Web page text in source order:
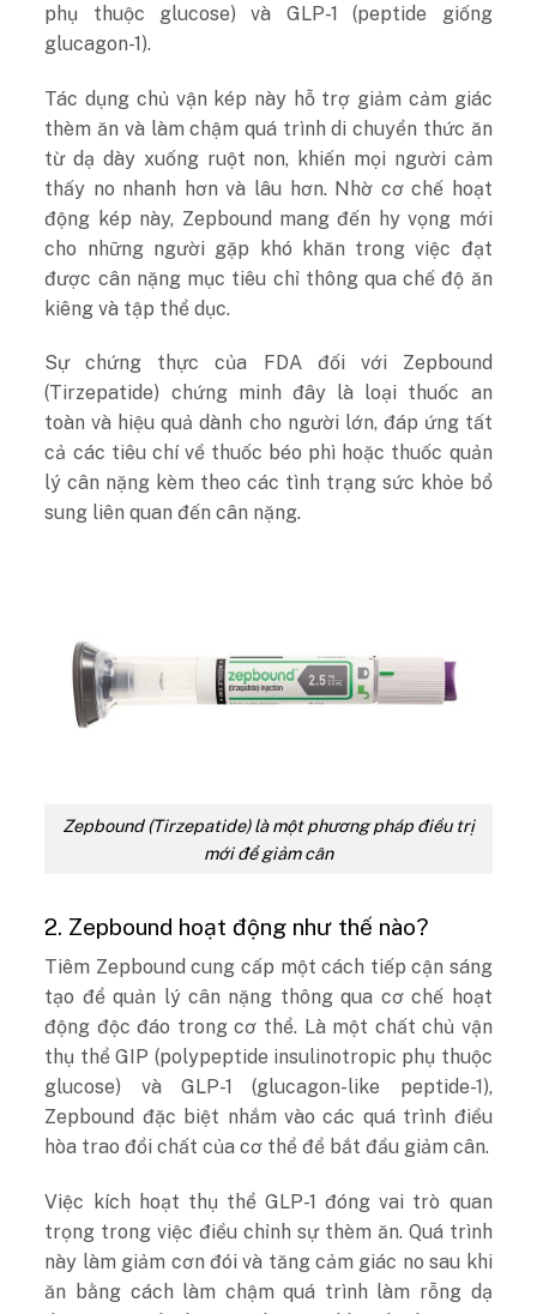
phụ thuộc glucose) và GLP-1 (peptide giống
glucagon-1).
Tác dụng chủ vận kép này hỗ trợ giảm cảm giác
thèm ăn và làm chậm quá trình di chuyển thức ăn
từ dạ dày xuống ruột non, khiến mọi người cảm
thấy no nhanh hơn và lâu hơn. Nhờ cơ chế hoạt
động kép này, Zepbound mang đến hy vọng mới
cho những người gặp khó khăn trong việc đạt
được cân nặng mục tiêu chỉ thông qua chế độ ăn
kiêng và tập thể dục.
Sự chứng thực của FDA đối với Zepbound
(Tirzepatide) chứng minh đây là loại thuốc an
toàn và hiệu quả dành cho người lớn, đáp ứng tất
cả các tiêu chí về thuốc béo phì hoặc thuốc quản
lý cân nặng kèm theo các tình trạng sức khỏe bổ
sung liên quan đến cân nặng.
Zepbound (Tirzepatide) là một phương pháp điều trị
mới để giảm cân
2. Zepbound hoạt động như thế nào?
Tiêm Zepbound cung cấp một cách tiếp cận sáng
tạo để quản lý cân nặng thông qua cơ chế hoạt
động độc đáo trong cơ thể. Là một chất chủ vận
thụ thể GIP (polypeptide insulinotropic phụ thuộc
glucose) và GLP-1 (glucagon-like peptide-1),
Zepbound đặc biệt nhắm vào các quá trình điều
hòa trao đổi chất của cơ thể để bắt đầu giảm cân.
Việc kích hoạt thụ thể GLP-1 đóng vai trò quan
trọng trong việc điều chỉnh sự thèm ăn. Quá trình
này làm giảm cơn đói và tăng cảm giác no sau khi
ăn bằng cách làm chậm quá trình làm rỗng dạ